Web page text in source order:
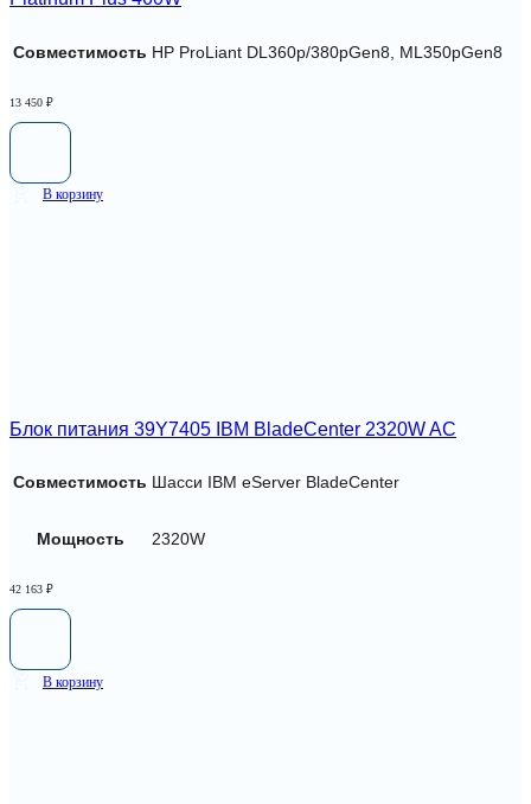
Совместимость HP ProLiant DL360p/380pGen8, ML350pGen8
13 450 ₽
В корзину
Блок питания 39Y7405 IBM BladeCenter 2320W AC
Совместимость Шасси IBM eServer BladeCenter
Мощность 2320W
42 163 ₽
В корзину